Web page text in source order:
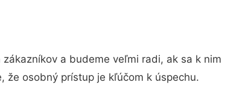
a budeme veľmi radi, ak sa k nim
že osobný prístup je kľúčom k úspechu.